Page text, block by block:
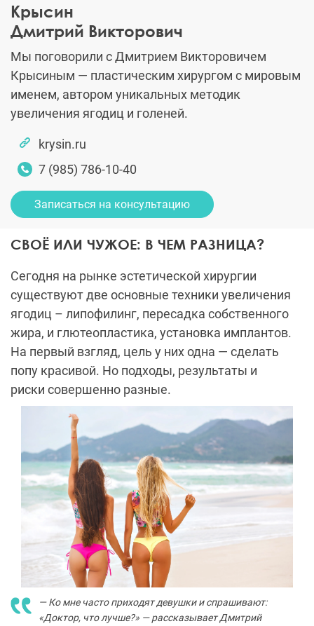
Крысин
Дмитрий Викторович
Мы поговорили с Дмитрием Викторовичем
Крысиным — пластическим хирургом с мировым
именем, автором уникальных методик
увеличения ягодиц и голеней.
krysin.ru
7 (985) 786-10-40
Записаться на консультацию
СВОЁ ИЛИ ЧУЖОЕ: В ЧЕМ РАЗНИЦА?
Сегодня на рынке эстетической хирургии
существуют две основные техники увеличения
ягодиц – липофилинг, пересадка собственного
жира, и глютеопластика, установка имплантов.
На первый взгляд, цель у них одна — сделать
попу красивой. Но подходы, результаты и
риски совершенно разные.
— Ко мне часто приходят девушки и спрашивают:
«Доктор, что лучше?» — рассказывает Дмитрий